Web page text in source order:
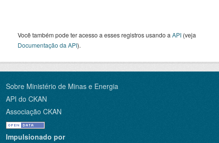
Você também pode ter acesso a esses registros usando a API (veja
Documentação da API).
Sobre Ministério de Minas e Energia
API do CKAN
Associação CKAN
Impulsionado por